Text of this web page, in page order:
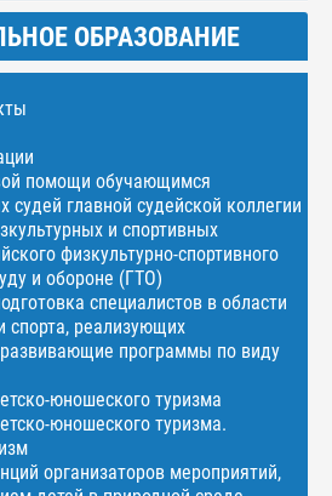
ОБРАЗОВАНИЕ
помощи обучающимся
судей главной судейской коллегии
и спортивных
физкультурно-спортивного
и обороне (ГТО)
специалистов в области
спорта, реализующих
программы по виду
юношеского туризма
юношеского туризма.
организаторов мероприятий,